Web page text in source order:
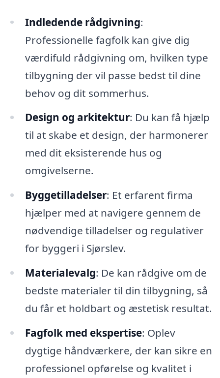
Indledende rådgivning:
Professionelle fagfolk kan give dig
værdifuld rådgivning om, hvilken type
tilbygning der vil passe bedst til dine
behov og dit sommerhus.
Design og arkitektur: Du kan få hjælp
til at skabe et design, der harmonerer
med dit eksisterende hus og
omgivelserne.
Byggetilladelser: Et erfarent firma
hjælper med at navigere gennem de
nødvendige tilladelser og regulativer
for byggeri i Sjørslev.
Materialevalg: De kan rådgive om de
bedste materialer til din tilbygning, så
du får et holdbart og æstetisk resultat.
Fagfolk med ekspertise: Oplev
dygtige håndværkere, der kan sikre en
professionel opførelse og kvalitet i